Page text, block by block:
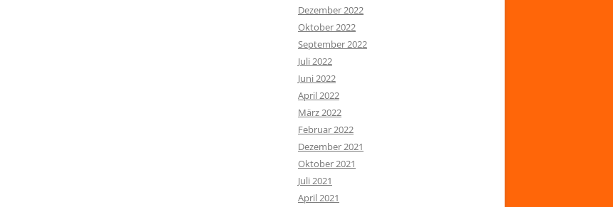
Dezember 2022
Oktober 2022
September 2022
Juli 2022
Juni 2022
April 2022
März 2022
Februar 2022
Dezember 2021
Oktober 2021
Juli 2021
April 2021